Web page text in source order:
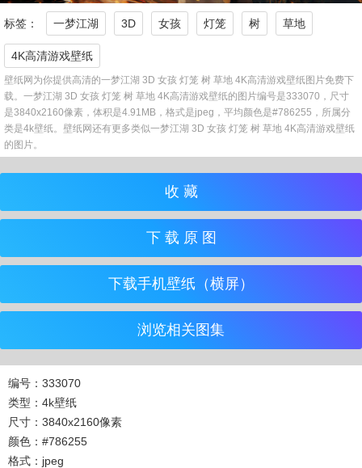
标签： 一梦江湖 3D 女孩 灯笼 树 草地
4K高清游戏壁纸
壁纸网为你提供高清的一梦江湖 3D 女孩 灯笼 树 草地 4K高清游戏壁纸图片免费下
载。一梦江湖 3D 女孩 灯笼 树 草地 4K高清游戏壁纸的图片编号是333070，尺寸
是3840x2160像素，体积是4.91MB，格式是jpeg，平均颜色是#786255，所属分
类是4k壁纸。壁纸网还有更多类似一梦江湖 3D 女孩 灯笼 树 草地 4K高清游戏壁纸
的图片。
收 藏
下 载 原 图
下载手机壁纸（横屏）
浏览相关图集
编号：333070
类型：4k壁纸
尺寸：3840x2160像素
颜色：#786255
格式：jpeg